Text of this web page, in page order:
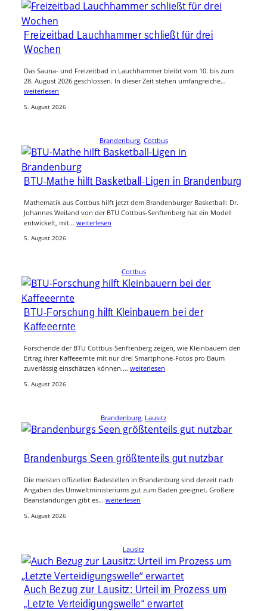
Freizeitbad Lauchhammer schließt für drei
Wochen
Das Sauna- und Freizeitbad in Lauchhammer bleibt vom 10. bis zum
28. August 2026 geschlossen. In dieser Zeit stehen umfangreiche…
weiterlesen
5. August 2026
Brandenburg, Cottbus
BTU-Mathe hilft Basketball-Ligen in Brandenburg
Mathematik aus Cottbus hilft jetzt dem Brandenburger Basketball: Dr.
Johannes Weiland von der BTU Cottbus-Senftenberg hat ein Modell
entwickelt, mit… weiterlesen
5. August 2026
Cottbus
BTU-Forschung hilft Kleinbauern bei der
Kaffeeernte
Forschende der BTU Cottbus-Senftenberg zeigen, wie Kleinbauern den
Ertrag ihrer Kaffeeernte mit nur drei Smartphone-Fotos pro Baum
zuverlässig einschätzen können.… weiterlesen
5. August 2026
Brandenburg Lausitz
Brandenburgs Seen größtenteils gut nutzbar
Die meisten offiziellen Badestellen in Brandenburg sind derzeit nach
Angaben des Umweltministeriums gut zum Baden geeignet. Größere
Beanstandungen gibt es… weiterlesen
5. August 2026
Lausitz
Auch Bezug zur Lausitz: Urteil im Prozess um
„Letzte Verteidigungswelle“ erwartet